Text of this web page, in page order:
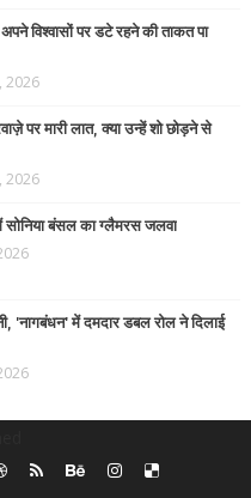
विश्वासों पर डटे रहने की ताकत पा
2026
पर मारी लात, क्या उन्हें शो छोड़ने से
2026
बंसल का ग्लैमरस जलवा
'नागबंधन' में दमदार डबल रोल ने दिलाई